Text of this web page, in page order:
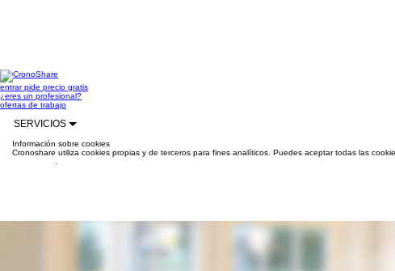
entrarpide precio gratis
¿eres un profesional?
ofertas de trabajo
SERVICIOS
Información sobre cookies
Cronoshare utiliza cookies propias y de terceros para fines analíticos. Puedes aceptar todas las